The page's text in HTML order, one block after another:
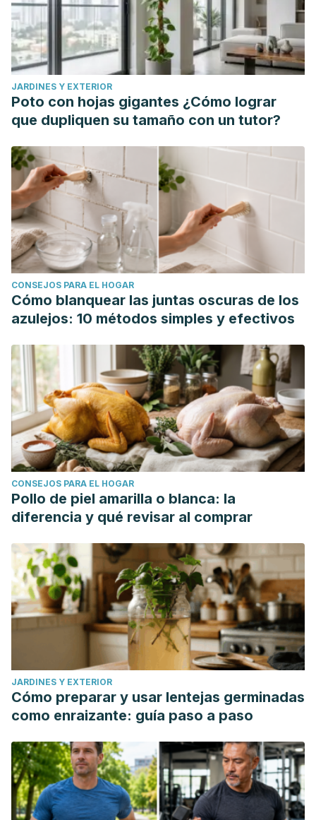
estrategias de afrontamiento. Revista de Psicología del
Deporte. 2012; 21(1): 163-170.
Olivos C, Cuevas M, Álvarez V, Jorquera C. Nutrición Para
el Entrenamiento y la Competición. Revista Médica Clínica
Las Condes. 2012; 23(3): 253-261.
Sergeyevich Mishchenko V, Dmitriyevich Monogarov V.
preparación. Barcelona: Paidotribo, 2001.
JARDINES Y EXTERIOR
Poto con hojas gigantes ¿Cómo lograr
que dupliquen su tamaño con un tutor?
CONSEJOS PARA EL HOGAR
Cómo blanquear las juntas oscuras de los
azulejos: 10 métodos simples y efectivos
CONSEJOS PARA EL HOGAR
Pollo de piel amarilla o blanca: la
diferencia y qué revisar al comprar
JARDINES Y EXTERIOR
Cómo preparar y usar lentejas germinadas
como enraizante: guía paso a paso